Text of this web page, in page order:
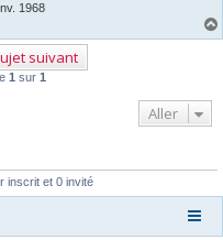
1968
suivant
1 sur 1
Aller
inscrit et 0 invité